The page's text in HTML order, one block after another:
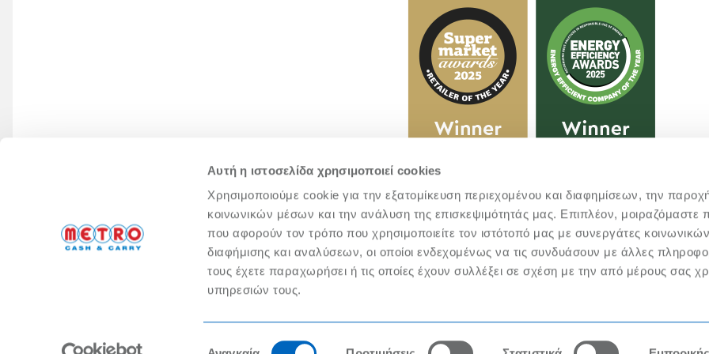
Αυτή η ιστοσελίδα χρησιμοποιεί cookies
Χρησιμοποιούμε cookie για την εξατομίκευση περιεχομένου και διαφημίσεων, την
κοινωνικών μέσων και την ανάλυση της επισκεψιμότητάς μας. Επιπλέον, μοιραζόμαστε
που αφορούν τον τρόπο που χρησιμοποιείτε τον ιστότοπό μας με συνεργάτες
διαφήμισης και αναλύσεων, οι οποίοι ενδεχομένως να τις συνδυάσουν με άλλες
τους έχετε παραχωρήσει ή τις οποίες έχουν συλλέξει σε σχέση με την από μέρους σας
υπηρεσιών τους.
@ 2026 ΜETRO AEBE | Developed byIndice
Η METRO ΑΕΒΕ, με έδρα στην Σωρού 1, 14452, Μεταμόρφωση και Αριθμό ΓΕΜΗ 299401000, δεν φέρει καμία ευθύνη για την ακρίβεια